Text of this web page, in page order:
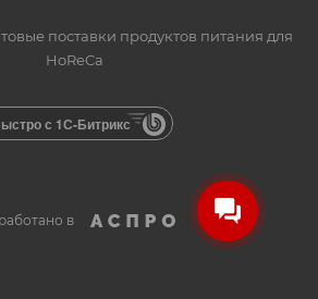
поставки продуктов питания для
HoReCa
с 1С-Битрикс
в